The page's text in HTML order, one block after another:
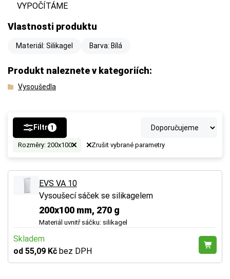
VYPOČÍTÁME
Vlastnosti produktu
Materiál: Silikagel Barva: Bílá
Produkt naleznete v kategoriích:
Vysoušedla
Filtr 1
Rozměry: 200x100 Zrušit vybrané parametry
EVS VA 10
Vysoušecí sáček se silikagelem
200x100 mm, 270 g
Materiál uvnitř sáčku: silikagel
Skladem
od 55,09 Kč bez DPH